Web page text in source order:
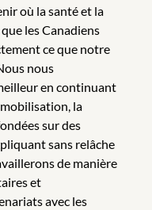
où la santé et la
les Canadiens
ce que notre
nous
en continuant
la
sur des
sans relâche
de manière
et
avec les